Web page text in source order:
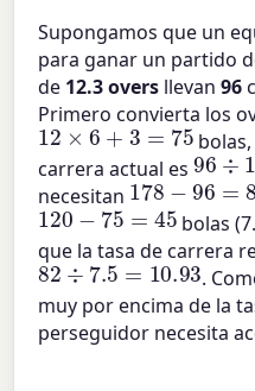
Supongamos que un
para ganar un partido
de 12.3 overs llevan96
Primero convierta los
12×6+3=75
carrera actual es96÷
necesitan 178−96= 82
120−75= 45
bolas
que la tasa de carrera
82÷7.5=10.93
.
muy por encima de la
perseguidor necesita